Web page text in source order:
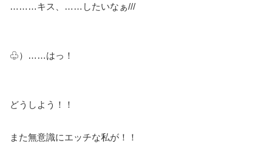
………キス、……したいなぁ///
♧）……はっ！
どうしよう！！
また無意識にエッチな私が！！